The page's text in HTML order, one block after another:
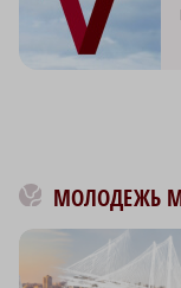
МОЛОДЕЖЬ